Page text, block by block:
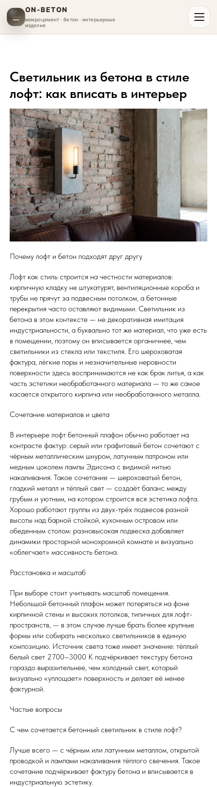
ON-BETON
микроцемент · бетон · интерьерные
изделия
Светильник из бетона в стиле
лофт: как вписать в интерьер
Почему лофт и бетон подходят друг другу
Лофт как стиль строится на честности материалов:
кирпичную кладку не штукатурят, вентиляционные короба и
трубы не прячут за подвесным потолком, а бетонные
перекрытия часто оставляют видимыми. Светильник из
бетона в этом контексте — не декоративная имитация
индустриальности, а буквально тот же материал, что уже есть
в помещении, поэтому он вписывается органичнее, чем
светильники из стекла или текстиля. Его шероховатая
фактура, лёгкие поры и незначительные неровности
поверхности здесь воспринимаются не как брак литья, а как
часть эстетики необработанного материала — то же самое
касается открытого кирпича или необработанного металла.
Сочетание материалов и цвета
В интерьере лофт бетонный плафон обычно работает на
контрасте фактур: серый или графитовый бетон сочетают с
чёрным металлическим шнуром, латунным патроном или
медным цоколем лампы Эдисона с видимой нитью
накаливания. Такое сочетание — шероховатый бетон,
гладкий металл и тёплый свет — создаёт баланс между
грубым и уютным, на котором строится вся эстетика лофта.
Хорошо работают группы из двух-трёх подвесов разной
высоты над барной стойкой, кухонным островом или
обеденным столом: разновысокая подвеска добавляет
динамики просторной монохромной комнате и визуально
«облегчает» массивность бетона.
Расстановка и масштаб
При выборе стоит учитывать масштаб помещения.
Небольшой бетонный плафон может потеряться на фоне
кирпичной стены и высоких потолков, типичных для лофт-
пространств, — в этом случае лучше брать более крупные
формы или собирать несколько светильников в единую
композицию. Источник света тоже имеет значение: тёплый
белый свет 2700–3000 К подчёркивает текстуру бетона
гораздо выразительнее, чем холодный свет, который
визуально «уплощает» поверхность и делает её менее
фактурной.
Частые вопросы
С чем сочетается бетонный светильник в стиле лофт?
Лучше всего — с чёрным или латунным металлом, открытой
проводкой и лампами накаливания тёплого свечения. Такое
сочетание подчёркивает фактуру бетона и вписывается в
индустриальную эстетику.